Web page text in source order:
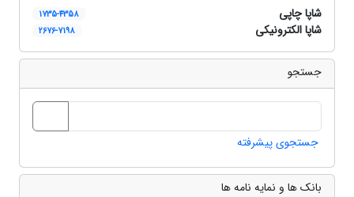
شاپا چاپی
1735-4358
شاپا الکترونیکی 2676-7198
جستجو
جستجوی پیشرفته
بانک ها و نمایه نامه ها